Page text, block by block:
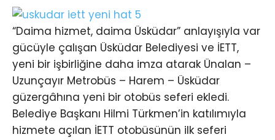
“Daima hizmet, daima Üsküdar” anlayışıyla var
gücüyle çalışan Üsküdar Belediyesi ve İETT,
yeni bir işbirliğine daha imza atarak Ünalan –
Uzunçayır Metrobüs – Harem – Üsküdar
güzergâhına yeni bir otobüs seferi ekledi.
Belediye Başkanı Hilmi Türkmen’in katılımıyla
hizmete açılan İETT otobüsünün ilk seferi